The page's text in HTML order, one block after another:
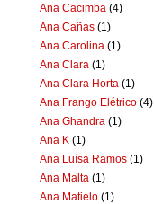
Ana Cacimba (4)
Ana Cañas (1)
Ana Carolina (1)
Ana Clara (1)
Ana Clara Horta (1)
Ana Frango Elétrico (4)
Ana Ghandra (1)
Ana K (1)
Ana Luísa Ramos (1)
Ana Malta (1)
Ana Matielo (1)